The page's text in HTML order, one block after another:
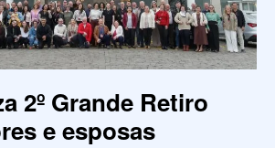
2º Grande Retiro
e esposas